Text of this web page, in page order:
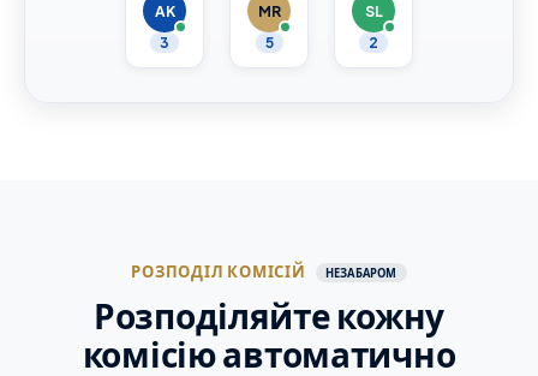
AK
3
MR
5
SL
2
РОЗПОДІЛ КОМІСІЙ НЕЗАБАРОМ
Розподіляйте кожну
комісію автоматично